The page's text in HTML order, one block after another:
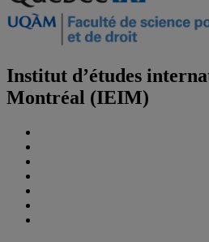
Institut d’études
Montréal (IEIM)